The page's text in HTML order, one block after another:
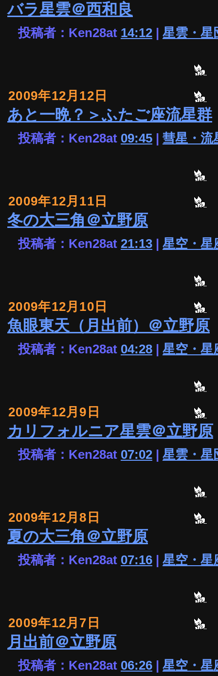
バラ星雲＠西和良
投稿者：Ken28at 14:12 | 星雲・星
2009年12月12日
あと一晩？＞ふたご座流星群
投稿者：Ken28at 09:45 | 彗星・流
2009年12月11日
冬の大三角＠立野原
投稿者：Ken28at 21:13 | 星空・星
2009年12月10日
魚眼東天（月出前）＠立野原
投稿者：Ken28at 04:28 | 星空・星
2009年12月9日
カリフォルニア星雲＠立野原
投稿者：Ken28at 07:02 | 星雲・星
2009年12月8日
夏の大三角＠立野原
投稿者：Ken28at 07:16 | 星空・星
2009年12月7日
月出前＠立野原
投稿者：Ken28at 06:26 | 星空・星